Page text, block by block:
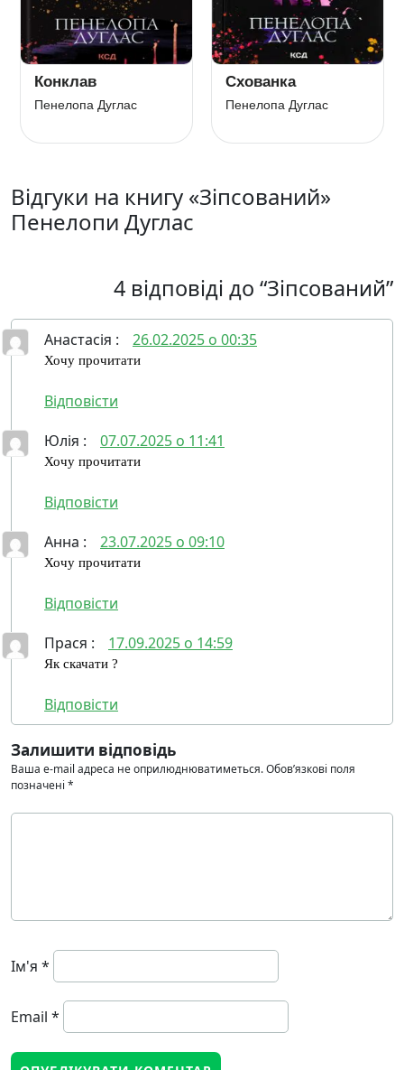
Конклав
Пенелопа Дуглас
Схованка
Пенелопа Дуглас
Відгуки на книгу «Зіпсований»
Пенелопи Дуглас
4 відповіді до “Зіпсований”
Анастасія : 26.02.2025 о 00:35
Хочу прочитати
Відповісти
Юлія : 07.07.2025 о 11:41
Хочу прочитати
Відповісти
Анна : 23.07.2025 о 09:10
Хочу прочитати
Відповісти
Прася : 17.09.2025 о 14:59
Як скачати ?
Відповісти
Залишити відповідь
Ваша e-mail адреса не оприлюднюватиметься.Обов’язкові поля
позначені *
Ім'я *
Email *